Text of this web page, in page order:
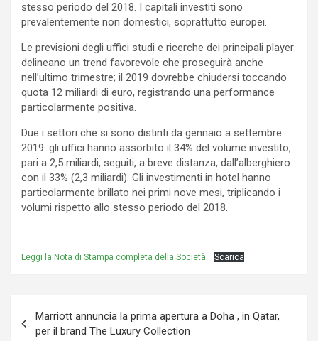
stesso periodo del 2018. I capitali investiti sono
prevalentemente non domestici, soprattutto europei.
Le previsioni degli uffici studi e ricerche dei principali player
delineano un trend favorevole che proseguirà anche
nell’ultimo trimestre; il 2019 dovrebbe chiudersi toccando
quota 12 miliardi di euro, registrando una performance
particolarmente positiva.
Due i settori che si sono distinti da gennaio a settembre
2019: gli uffici hanno assorbito il 34% del volume investito,
pari a 2,5 miliardi, seguiti, a breve distanza, dall’alberghiero
con il 33% (2,3 miliardi). Gli investimenti in hotel hanno
particolarmente brillato nei primi nove mesi, triplicando i
volumi rispetto allo stesso periodo del 2018.
Leggi la Nota di Stampa completa della Società Scarica
articoli
Marriott annuncia la prima apertura a Doha , in Qatar,
per il brand The Luxury Collection